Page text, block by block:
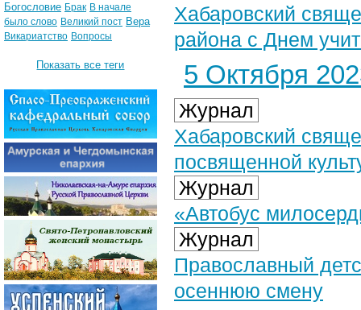
Хабаровский
района с Днем
5 Октября
Журнал
Хабаровский
посвященной
Журнал
«Автобус
Журнал
Православный
осеннюю смену
Богословие Брак В начале
было слово Великий пост Вера
Викариатство Вопросы
Показать все теги